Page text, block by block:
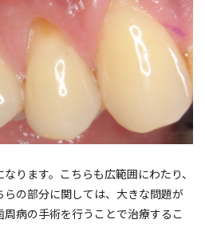
ります。こちらも広範囲にわたり、
の部分に関しては、大きな問題が
病の手術を行うことで治療するこ